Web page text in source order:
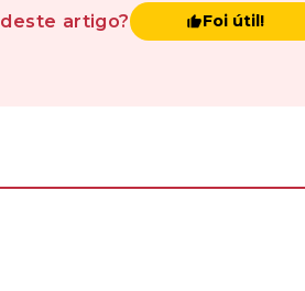
deste artigo? Foi útil!